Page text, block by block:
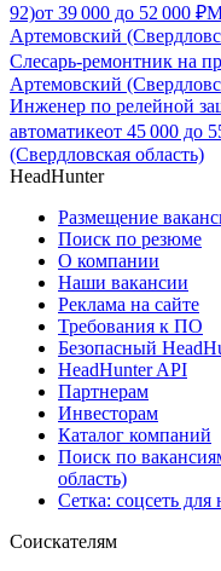
92)от 39 000 до 52 000 ₽
Артемовский
Слесарь-ремонтник на
Артемовский
Инженер по релейной
автоматикеот 45 000 до
(Свердловская область)
HeadHunter
Размещение
Поиск по резюме
О компании
Наши вакансии
Реклама на сайте
Требования к ПО
Безопасный
HeadHunter API
Партнерам
Инвесторам
Каталог компаний
Поиск по
область)
Сетка: соцсеть для
Соискателям